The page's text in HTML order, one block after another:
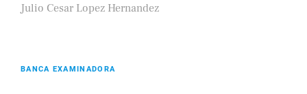
Julio Cesar Lopez Hernandez
BANCA EXAMINADORA